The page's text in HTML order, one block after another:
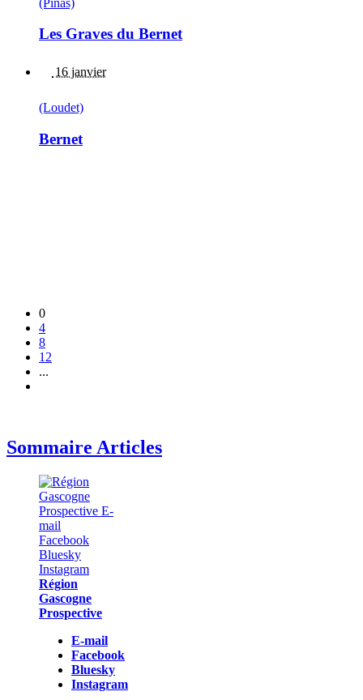
Les Graves du Bernet
16 janvier
(Loudet)
Bernet
0
4
8
12
...
Sommaire Articles
Région
Gascogne
Prospective
E-mail
Facebook
Bluesky
Instagram